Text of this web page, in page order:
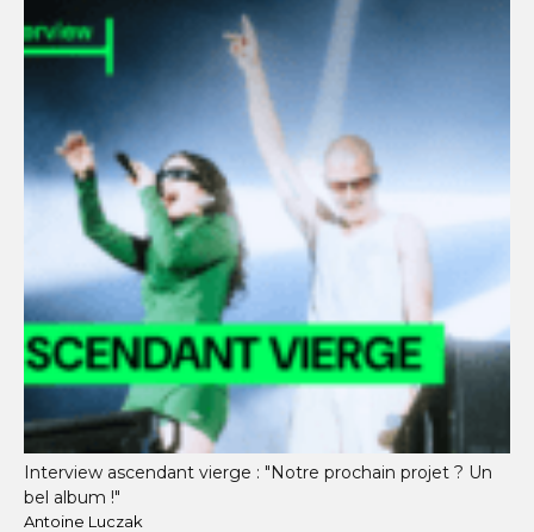
Interview ascendant vierge : "Notre prochain projet ? Un
bel album !"
Antoine Luczak